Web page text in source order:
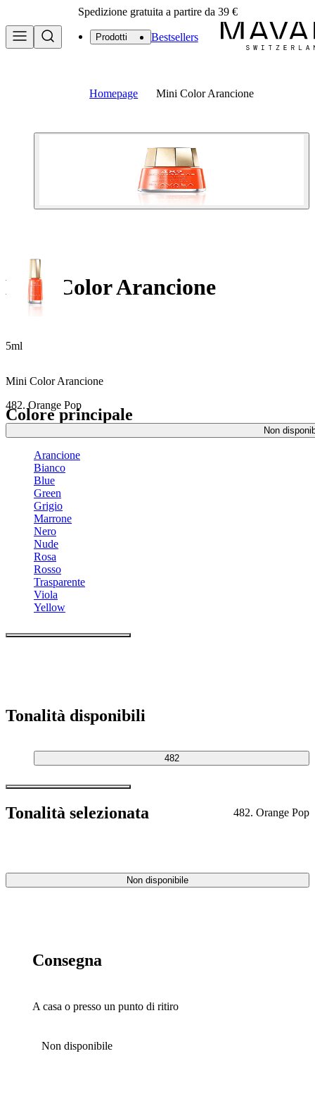
Spedizione gratuita a partire da 39 €
Prodotti Bestsellers
Homepage Mini Color Arancione
Mini Color Arancione
5ml
Colore principale
Arancione
Bianco
Blue
Green
Grigio
Marrone
Nero
Nude
Rosa
Rosso
Trasparente
Viola
Yellow
Tonalità disponibili
482
Tonalità selezionata 482. Orange Pop
Non disponibile
Mini Color Arancione
482. Orange Pop
Non
Consegna
A casa o presso un punto di ritiro
Non disponibile